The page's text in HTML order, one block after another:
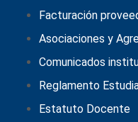
Facturación
Asociaciones y
Comunicados
Reglamento
Estatuto Docente